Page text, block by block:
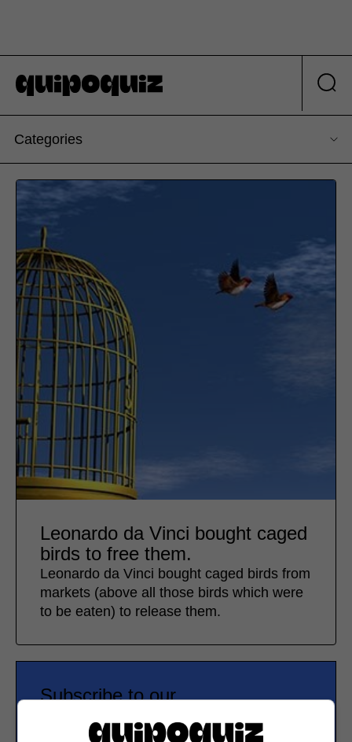
Categories
Leonardo da Vinci bought caged
birds to free them.
Leonardo da Vinci bought caged birds from
markets (above all those birds which were
to be eaten) to release them.
Subscribe to our